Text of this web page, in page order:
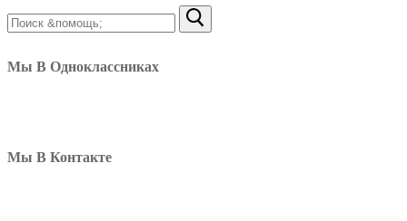
Найти:
Мы В Одноклассниках
Мы В Контакте